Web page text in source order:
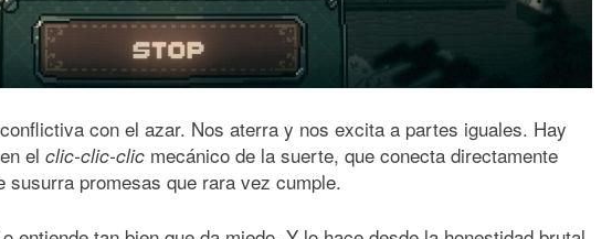
con el azar. Nos aterra y nos excita a partes iguales. Hay
el clic-clic-clic mecánico de la suerte, que conecta directamente
promesas que rara vez cumple.